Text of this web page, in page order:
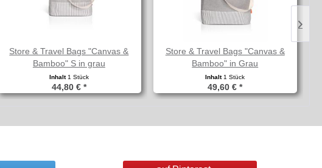
Store & Travel Bags "Canvas &
Bamboo" S in grau
Inhalt 1 Stück
44,80 € *
Store & Travel Bags "Canvas &
Bamboo" in Grau
Inhalt 1 Stück
49,60 € *